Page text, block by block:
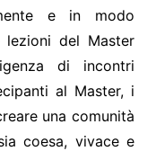
e in modo
lezioni del Master
di incontri
al Master, i
una comunità
coesa, vivace e